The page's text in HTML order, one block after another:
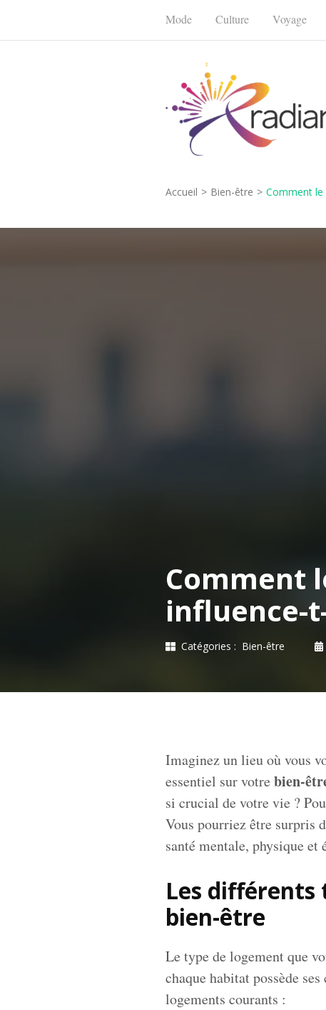
Mode Culture Voyage
Accueil > Bien-être > Comment
Comment
influence-
Catégories : Bien-être
Imaginez un lieu où vous
essentiel sur votre bien-
si crucial de votre vie ?
Vous pourriez être surpris
santé mentale, physique et
Les différents
bien-être
Le type de logement que
chaque habitat possède
logements courants :